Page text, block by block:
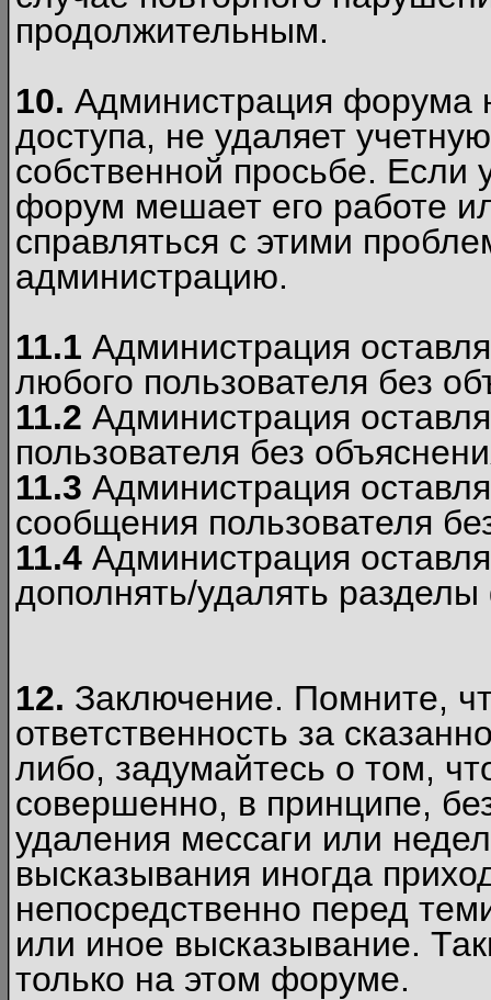
продолжительным.
10. Администрация форума
доступа, не удаляет
собственной просьбе. Если
форум мешает его работе
справляться с этими
администрацию.
11.1 Администрация
любого пользователя без
11.2 Администрация
пользователя без
11.3 Администрация
сообщения пользователя
11.4 Администрация
дополнять/удалять
12. Заключение. Помните,
ответственность за
либо, задумайтесь о том,
совершенно, в принципе,
удаления мессаги или
высказывания иногда
непосредственно перед
или иное высказывание.
только на этом форуме.